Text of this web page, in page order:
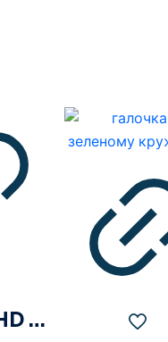
8k Ultra HD логотип чорний монохромний